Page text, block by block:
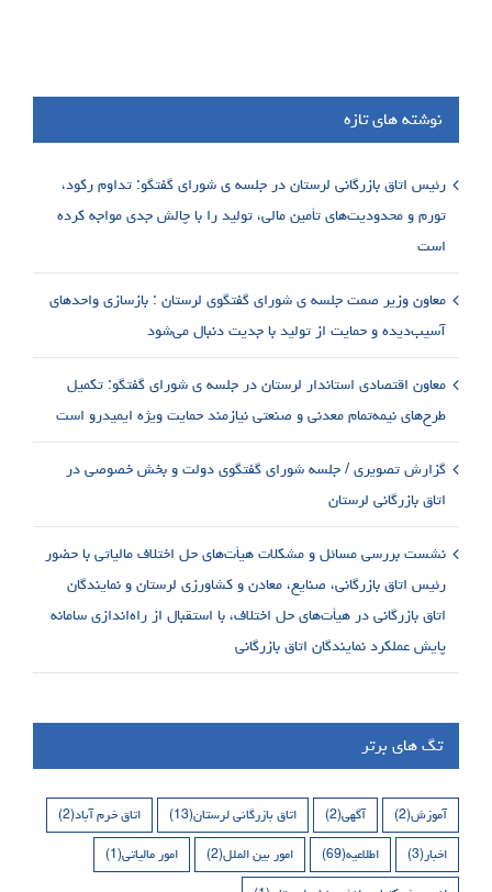
نوشته های تازه
رئیس اتاق بازرگانی لرستان در جلسه ی شورای گفتگو: تداوم رکود،
تورم و محدودیت‌های تأمین مالی، تولید را با چالش جدی مواجه کرده
است
معاون وزیر صمت جلسه ی شورای گفتگوی لرستان : بازسازی واحدهای
آسیب‌دیده و حمایت از تولید با جدیت دنبال می‌شود
معاون اقتصادی استاندار لرستان در جلسه ی شورای گفتگو: تکمیل
طرح‌های نیمه‌تمام معدنی و صنعتی نیازمند حمایت ویژه ایمیدرو است
گزارش تصویری / جلسه شورای گفتگوی دولت و بخش خصوصی در
اتاق بازرگانی لرستان
نشست بررسی مسائل و مشکلات هیأت‌های حل اختلاف مالیاتی با حضور
رئیس اتاق بازرگانی، صنایع، معادن و کشاورزی لرستان و نمایندگان
اتاق بازرگانی در هیأت‌های حل اختلاف، با استقبال از راه‌اندازی سامانه
پایش عملکرد نمایندگان اتاق بازرگانی
تگ های برتر
آموزش(2) آگهی(2) اتاق بازرگانی لرستان(13) اتاق خرم آباد(2)
اخبار(3) اطلاعیه(69) امور بین الملل(2) امور مالیاتی(1)